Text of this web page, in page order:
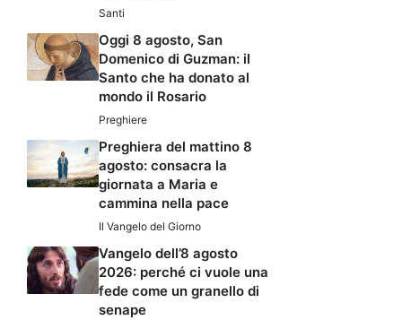
Santi
Oggi 8 agosto, San
Domenico di Guzman: il
Santo che ha donato al
mondo il Rosario
Preghiere
Preghiera del mattino 8
agosto: consacra la
giornata a Maria e
cammina nella pace
Il Vangelo del Giorno
Vangelo dell’8 agosto
2026: perché ci vuole una
fede come un granello di
senape